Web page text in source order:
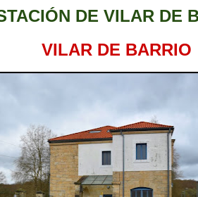
DE VILAR DE
VILAR DE BARRIO